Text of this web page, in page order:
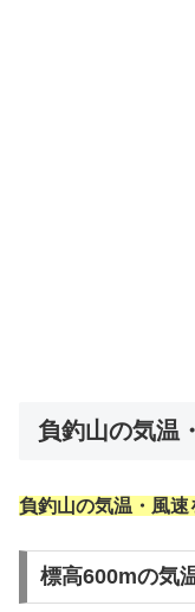
負釣山の気温
負釣山の気温・風速
標高600mの気